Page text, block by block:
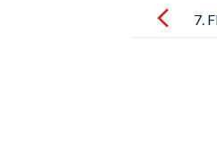
navigation 7.